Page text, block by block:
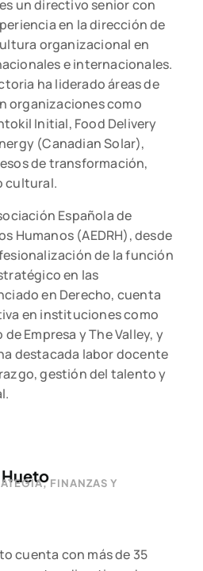
un directivo senior con
en la dirección de
organizacional en
e internacionales.
ha liderado áreas de
organizaciones como
Initial, Food Delivery
(Canadian Solar),
de transformación,
cultural.
Española de
Humanos (AEDRH), desde
de la función
en las
en Derecho, cuenta
en instituciones como
de Empresa y The Valley, y
destacada labor docente
gestión del talento y
FINANZAS Y
cuenta con más de 35